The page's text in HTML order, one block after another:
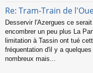
Re: Tram-Train de
Desservir l'Azergues ce
encombrer un peu plus La
limitation à Tassin ont tué
fréquentation d'il y a
nombreux mais...